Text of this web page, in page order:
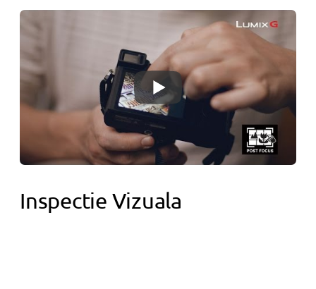
Inspectie Vizuala